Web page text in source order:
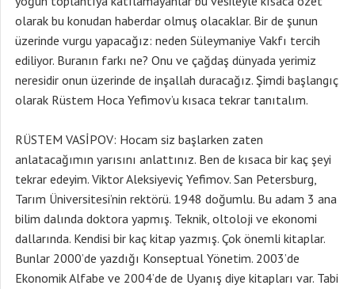
olarak bu konudan haberdar olmuş olacaklar. Bir de şunun
üzerinde vurgu yapacağız: neden Süleymaniye Vakfı tercih
ediliyor. Buranın farkı ne? Onu ve çağdaş dünyada yerimiz
neresidir onun üzerinde de inşallah duracağız. Şimdi başlangıç
olarak Rüstem Hoca Yefimov’u kısaca tekrar tanıtalım.
RÜSTEM VASİPOV: Hocam siz başlarken zaten
anlatacağımın yarısını anlattınız. Ben de kısaca bir kaç şeyi
tekrar edeyim. Viktor Aleksiyeviç Yefimov. San Petersburg,
Tarım Üniversitesi’nin rektörü. 1948 doğumlu. Bu adam 3 ana
bilim dalında doktora yapmış. Teknik, oltoloji ve ekonomi
dallarında. Kendisi bir kaç kitap yazmış. Çok önemli kitaplar.
Bunlar 2000’de yazdığı Konseptual Yönetim. 2003’de
Ekonomik Alfabe ve 2004’de de Uyanış diye kitapları var. Tabi